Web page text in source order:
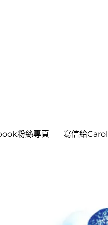
粉絲專頁 寫信給Carol